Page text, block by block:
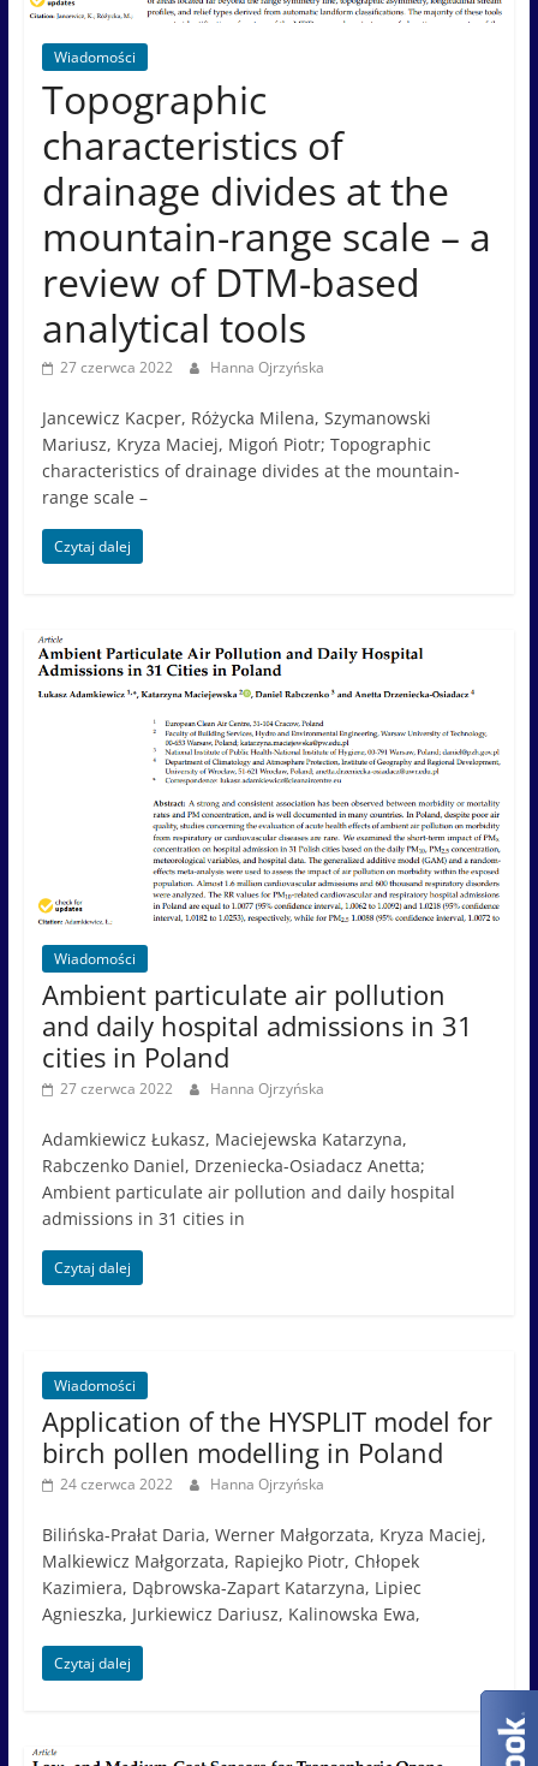
Wiadomości
Topographic
characteristics of
drainage divides at the
mountain-range scale – a
review of DTM-based
analytical tools
27 czerwca 2022 Hanna Ojrzyńska
Jancewicz Kacper, Różycka Milena, Szymanowski
Mariusz, Kryza Maciej, Migoń Piotr; Topographic
characteristics of drainage divides at the mountain-
range scale –
Czytaj dalej
Wiadomości
Ambient particulate air pollution
and daily hospital admissions in 31
cities in Poland
27 czerwca 2022 Hanna Ojrzyńska
Adamkiewicz Łukasz, Maciejewska Katarzyna,
Rabczenko Daniel, Drzeniecka-Osiadacz Anetta;
Ambient particulate air pollution and daily hospital
admissions in 31 cities in
Czytaj dalej
Wiadomości
Application of the HYSPLIT model for
birch pollen modelling in Poland
24 czerwca 2022 Hanna Ojrzyńska
Bilińska-Prałat Daria, Werner Małgorzata, Kryza Maciej,
Malkiewicz Małgorzata, Rapiejko Piotr, Chłopek
Kazimiera, Dąbrowska-Zapart Katarzyna, Lipiec
Agnieszka, Jurkiewicz Dariusz, Kalinowska Ewa,
Czytaj dalej